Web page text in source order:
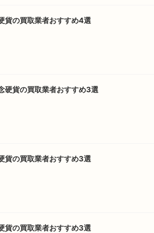
貨の買取業者おすすめ4選
硬貨の買取業者おすすめ3選
貨の買取業者おすすめ3選
貨の買取業者おすすめ3選